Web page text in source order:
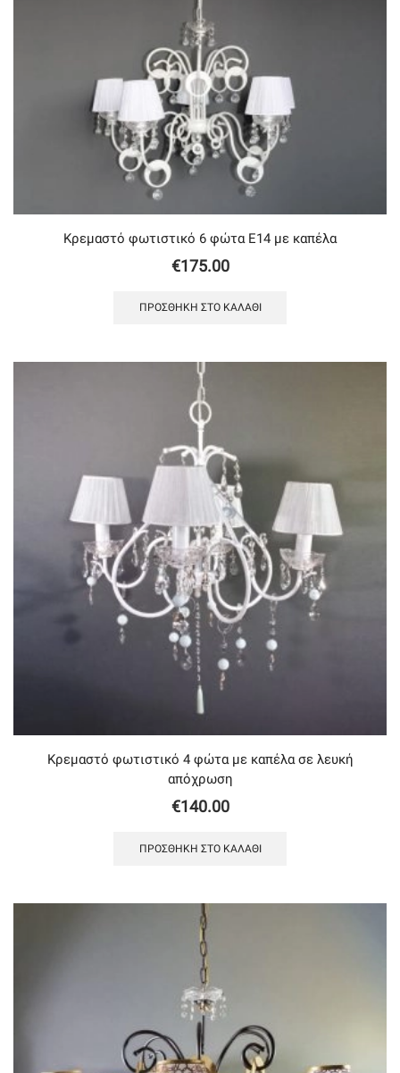
Κρεμαστό φωτιστικό 6 φώτα Ε14 με καπέλα
€175.00
ΠΡΟΣΘΉΚΗ ΣΤΟ ΚΑΛΆΘΙ
Κρεμαστό φωτιστικό 4 φώτα με καπέλα σε λευκή
απόχρωση
€140.00
ΠΡΟΣΘΉΚΗ ΣΤΟ ΚΑΛΆΘΙ